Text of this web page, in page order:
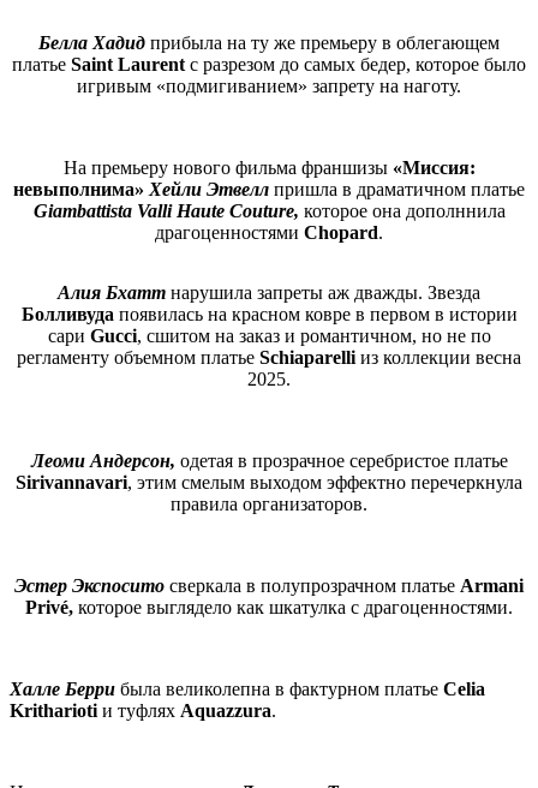
Белла Хадид прибыла на ту же премьеру в облегающем
платье Saint Laurent с разрезом до самых бедер, которое было
игривым «подмигиванием» запрету на наготу.
На премьеру нового фильма франшизы «Миссия:
невыполнима» Хейли Этвелл пришла в драматичном платье
Giambattista Valli Haute Couture, которое она дополннила
драгоценностями Chopard.
Алия Бхатт нарушила запреты аж дважды. Звезда
Болливуда появилаcь на красном ковре в первом в истории
сари Gucci, сшитом на заказ и романтичном, но не по
регламенту объемном платье Schiaparelli из коллекции весна
2025.
Леоми Андерсон, одетая в прозрачное серебристое платье
Sirivannavari, этим смелым выходом эффектно перечеркнула
правила организаторов.
Эстер Экспосито сверкала в полупрозрачном платье Armani
Privé, которое выглядело как шкатулка с драгоценностями.
Халле Берри была великолепна в фактурном платье Celia
Kritharioti и туфлях Aquazzura.